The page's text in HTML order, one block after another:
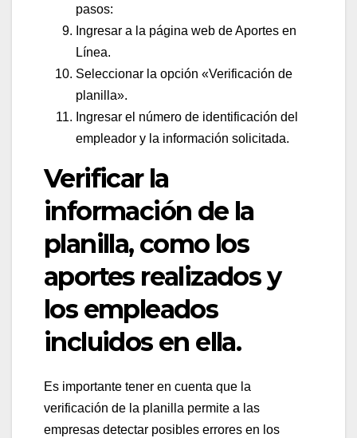
pasos:
Ingresar a la página web de Aportes en
Línea.
Seleccionar la opción «Verificación de
planilla».
Ingresar el número de identificación del
empleador y la información solicitada.
Verificar la
información de la
planilla, como los
aportes realizados y
los empleados
incluidos en ella.
Es importante tener en cuenta que la
verificación de la planilla permite a las
empresas detectar posibles errores en los